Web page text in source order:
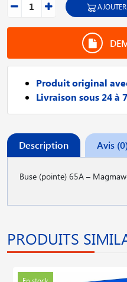
Produit original
Livraison sous 24 à
Description Avis
Buse (pointe) 65A –
PRODUITS
En stock